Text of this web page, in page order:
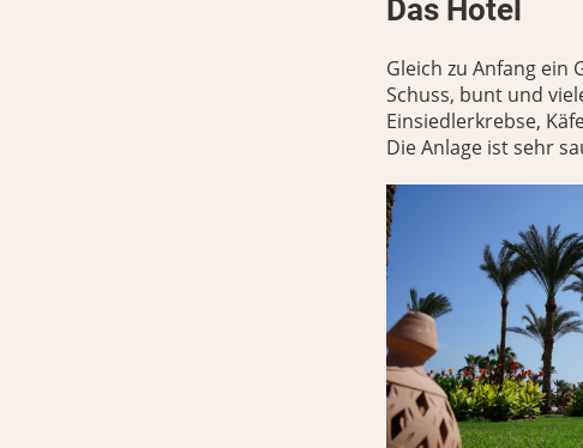
Das Hotel
Gleich zu Anfang ein
Schuss, bunt und
Einsiedlerkrebse,
Die Anlage ist sehr